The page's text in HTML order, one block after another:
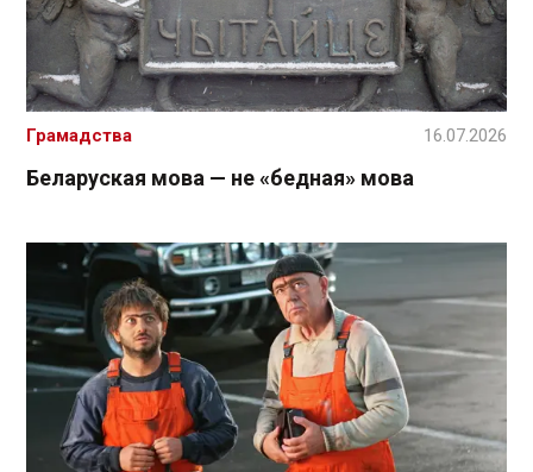
Беларуская мова — не «бедная» мова
Грамадства 16.07.2026